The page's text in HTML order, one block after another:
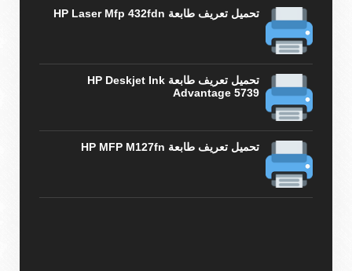
تحميل تعريف طابعة HP Laser Mfp 432fdn
تحميل تعريف طابعة HP Deskjet Ink
Advantage 5739
تحميل تعريف طابعة HP MFP M127fn